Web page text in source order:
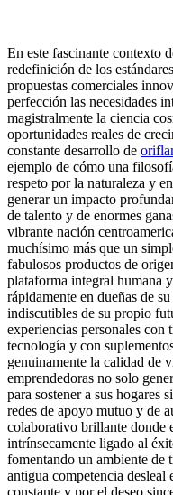
En este fascinante contexto
redefinición de los
propuestas comerciales
perfección las necesidades
magistralmente la ciencia
oportunidades reales de
constante desarrollo de
ejemplo de cómo una
respeto por la naturaleza y
generar un impacto
de talento y de enormes
vibrante nación
muchísimo más que un
fabulosos productos de
plataforma integral humana
rápidamente en dueñas de
indiscutibles de su propio
experiencias personales con
tecnología y con
genuinamente la calidad de
emprendedoras no solo
para sostener a sus hogares
redes de apoyo mutuo y de
colaborativo brillante donde
intrínsecamente ligado al
fomentando un ambiente de
antigua competencia desleal
constante y por el deseo